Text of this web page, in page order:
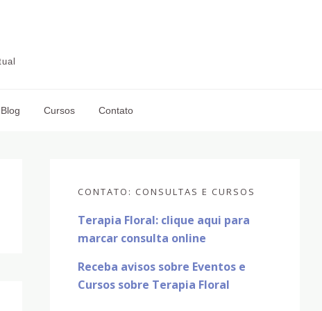
Blog Cursos Contato
primária
CONTATO: CONSULTAS E CURSOS
Terapia Floral: clique aqui para
marcar consulta online
Receba avisos sobre Eventos e
Cursos sobre Terapia Floral